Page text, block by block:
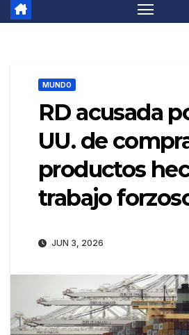
MUNDO
RD acusada
UU. de
productos
trabajo
JUN 3, 2026